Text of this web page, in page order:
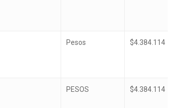
Pesos $4.384.114
PESOS $4.384.114